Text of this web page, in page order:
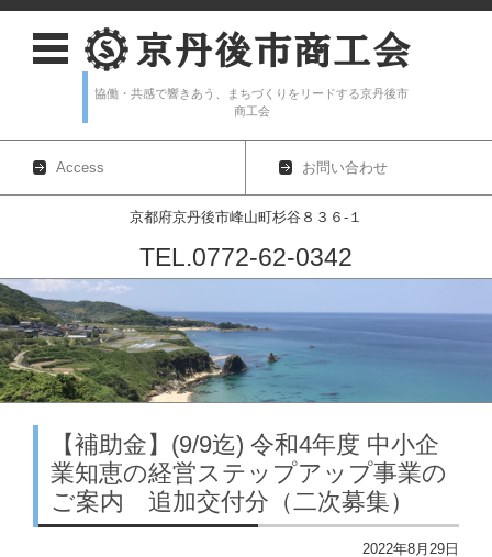
協働・共感で響きあう、まちづくりをリードする京丹後市
商工会
Access お問い合わせ
京都府京丹後市峰山町杉谷８３６-１
TEL.0772-62-0342
コンテンツに移動
【補助金】(9/9迄) 令和4年度 中小企
業知恵の経営ステップアップ事業の
ご案内 追加交付分（二次募集）
2022年8月29日